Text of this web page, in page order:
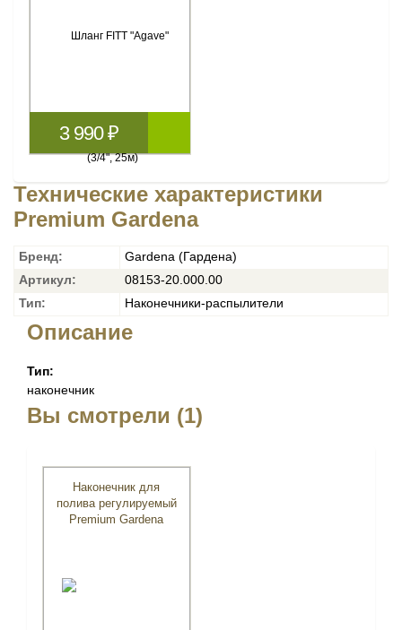
3 990 ₽
Технические характеристики
Premium Gardena
Бренд:
Gardena (Гардена)
Артикул:
08153-20.000.00
Тип:
Наконечники-распылители
Описание
Тип:
наконечник
Вы смотрели (1)
Наконечник для
полива регулируемый
Premium Gardena